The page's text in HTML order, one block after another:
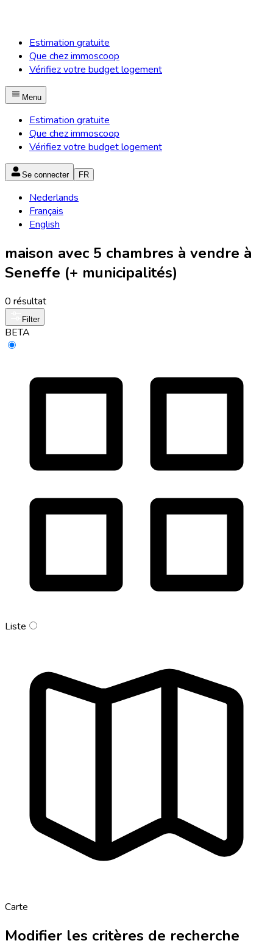
Estimation gratuite
Que chez immoscoop
Vérifiez votre budget logement
Menu
Estimation gratuite
Que chez immoscoop
Vérifiez votre budget logement
Se connecter FR
Nederlands
Français
English
maison avec 5 chambres à vendre à
Seneffe (+ municipalités)
0 résultat
Filter
BETA
Liste
Carte
Modifier les critères de recherche